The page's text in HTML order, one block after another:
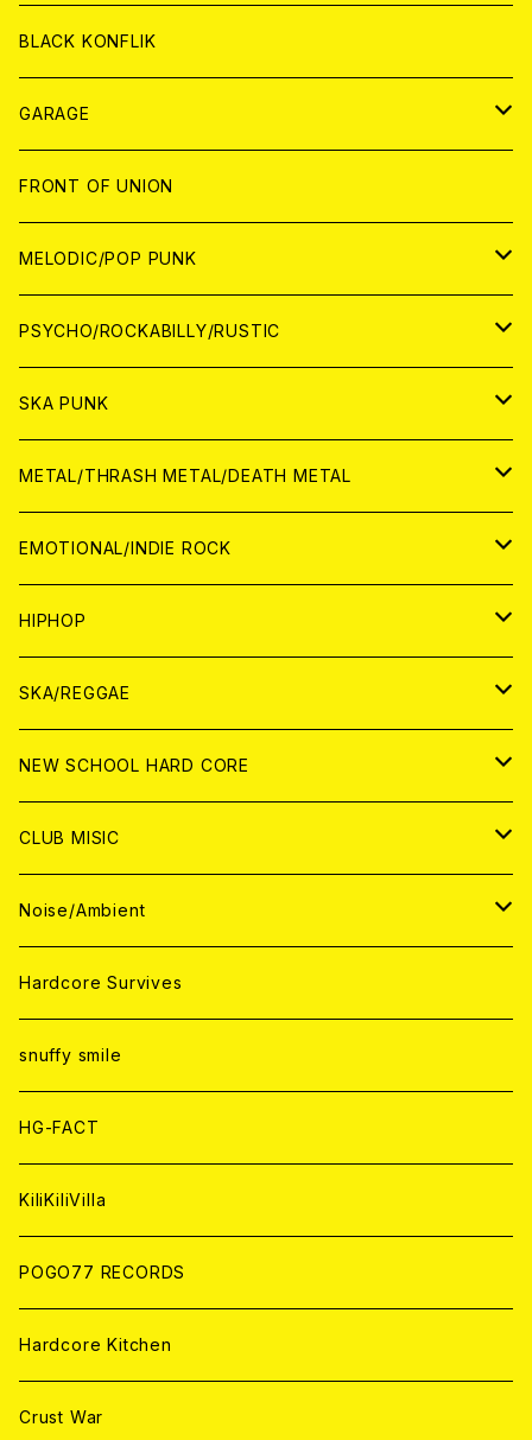
ANALOG
ANALOG
CD
ANALOG
BLACK KONFLIK
GARAGE
JAPAN
アナログ
CD
WORLD
アナログ
CD
FRONT OF UNION
MELODIC/POP PUNK
JAPAN
CD
ANALOG
WORLD
CD
ANALOG
PSYCHO/ROCKABILLY/RUSTIC
JAPAN
CD
ANALOG
WORLD
CD
ANALOG
SKA PUNK
JAPAN
CD
ANALOG
WORLD
CD
ANALOG
METAL/THRASH METAL/DEATH METAL
JAPAN
CD
ANALOG
WORLD
ANALOG
CD
EMOTIONAL/INDIE ROCK
JAPAN
CD
ANALOG
WORLD
CD
ANALOG
HIPHOP
JAPAN
CD
ANALOG
WORLD
CD
ANALOG
SKA/REGGAE
JAPAN
CD
ANALOG
WORLD
CD
ANALOG
NEW SCHOOL HARD CORE
JAPAN
CD
ANALOG
WORLD
CD
ANALOG
CLUB MISIC
JAPAN
CD
ANALOG
WORLD
CD
ANALOG
Noise/Ambient
JAPAN
CD
ANALOG
WORLD
CD
ANALOG
Hardcore Survives
snuffy smile
HG-FACT
KiliKiliVilla
POGO77 RECORDS
Hardcore Kitchen
Crust War